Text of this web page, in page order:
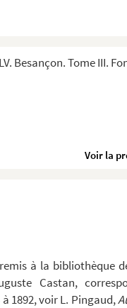
Besançon. Tome III.
à la bibliothèque
Castan,
1892, voir L. Pingaud,